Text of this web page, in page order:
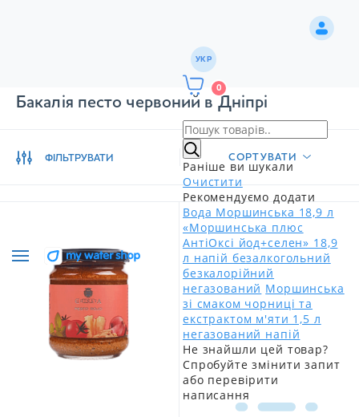
УКР
0
Раніше ви шукали
Очистити
Рекомендуємо додати
Вода Моршинська 18,9 л
«Моршинська плюс
АнтіОксі йод+селен» 18,9
л напій безалкогольний
безкалорійний
негазований Моршинська
зі смаком чорниці та
екстрактом м'яти 1,5 л
негазований напій
Не знайшли цей товар?
Спробуйте змінити запит
або перевірити
написання
Бакалія песто червоний в Дніпрі
ФІЛЬТРУВАТИ СОРТУВАТИ